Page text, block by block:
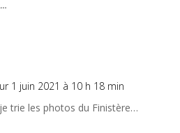
1 juin 2021 à 10 h 18 min
trie les photos du Finistère…